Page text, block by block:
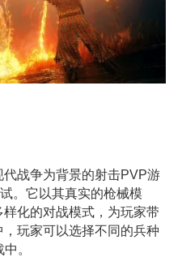
代战争为背景的射击PVP游
。它以其真实的枪械模
化的对战模式，为玩家带
玩家可以选择不同的兵种
。